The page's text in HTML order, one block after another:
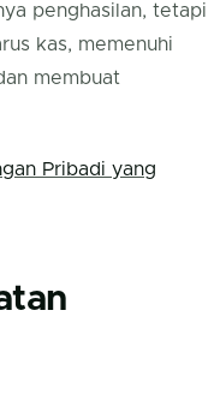
penghasilan, tetapi
kas, memenuhi
membuat
Pribadi yang